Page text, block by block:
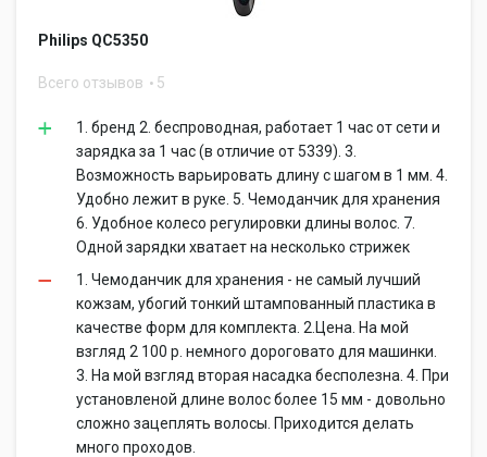
Philips QC5350
Всего отзывов 5
1. бренд 2. беспроводная, работает 1 час от сети и
зарядка за 1 час (в отличие от 5339). 3.
Возможность варьировать длину с шагом в 1 мм. 4.
Удобно лежит в руке. 5. Чемоданчик для хранения
6. Удобное колесо регулировки длины волос. 7.
Одной зарядки хватает на несколько стрижек
1. Чемоданчик для хранения - не самый лучший
кожзам, убогий тонкий штампованный пластика в
качестве форм для комплекта. 2.Цена. На мой
взгляд 2 100 р. немного дороговато для машинки.
3. На мой взгляд вторая насадка бесполезна. 4. При
установленой длине волос более 15 мм - довольно
сложно зацеплять волосы. Приходится делать
много проходов.